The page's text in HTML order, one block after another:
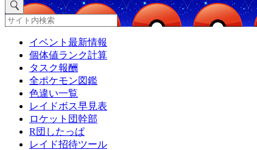
イベント最新情報
個体値ランク計算
タスク報酬
全ポケモン図鑑
色違い一覧
レイドボス早見表
ロケット団幹部
R団したっぱ
レイド招待ツール